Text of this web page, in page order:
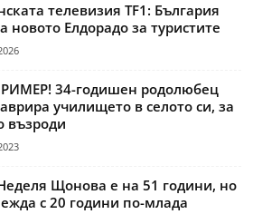
телевизия TF1: България
новото Елдорадо за туристите
34-годишен родолюбец
училището в селото си, за
възроди
Щонова е на 51 години, но
с 20 години по-млада